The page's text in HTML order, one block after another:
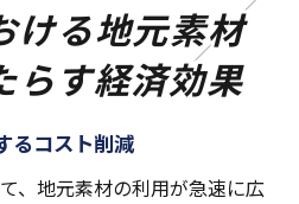
ける地元素材
らす経済効果
るコスト削減
、地元素材の利用が急速に広